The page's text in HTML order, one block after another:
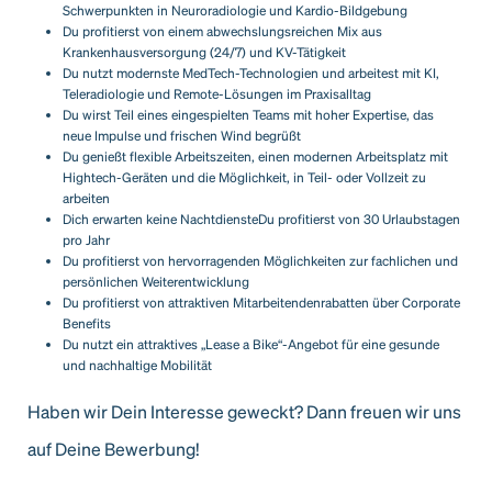
Schwerpunkten in Neuroradiologie und Kardio-Bildgebung
Du profitierst von einem abwechslungsreichen Mix aus
Krankenhausversorgung (24/7) und KV-Tätigkeit
Du nutzt modernste MedTech-Technologien und arbeitest mit KI,
Teleradiologie und Remote-Lösungen im Praxisalltag
Du wirst Teil eines eingespielten Teams mit hoher Expertise, das
neue Impulse und frischen Wind begrüßt
Du genießt flexible Arbeitszeiten, einen modernen Arbeitsplatz mit
Hightech-Geräten und die Möglichkeit, in Teil- oder Vollzeit zu
arbeiten
Dich erwarten keine NachtdiensteDu profitierst von 30 Urlaubstagen
pro Jahr
Du profitierst von hervorragenden Möglichkeiten zur fachlichen und
persönlichen Weiterentwicklung
Du profitierst von attraktiven Mitarbeitendenrabatten über Corporate
Benefits
Du nutzt ein attraktives „Lease a Bike“-Angebot für eine gesunde
und nachhaltige Mobilität
Haben wir Dein Interesse geweckt? Dann freuen wir uns
auf Deine Bewerbung!